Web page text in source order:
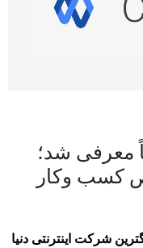
معرفی شد؛
شرکت اینترنتی دنیا